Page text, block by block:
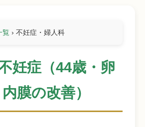
覧 › 不妊症・婦人科
妊症（44歳・卵
膜の改善）